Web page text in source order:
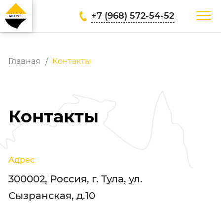
+7 (968) 572-54-52
Главная Контакты
Контакты
Адрес
300002, Россия, г. Тула, ул.
Сызранская, д.10